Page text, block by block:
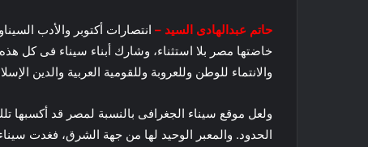
حاتم عبدالهادى السيد – انتصارات أكتوبر والأدب
خاضتها مصر بلا استثناء، وشارك أبناء سيناء فى كل
والانتماء للوطن وللعروبة وللقومية العربية والدين
ولعل موقع سيناء الجغرافى بالنسبة لمصر قد أكسبها
الحدود. والمعبر الوحيد لها من جهة الشرق، فغدت